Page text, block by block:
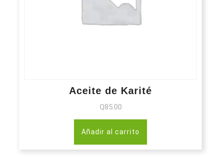
Aceite de Karité
Q85.00
Añadir al carrito